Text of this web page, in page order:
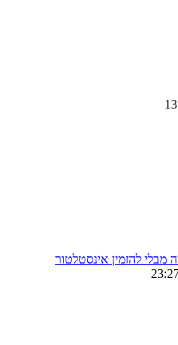
מבלי להזמין אינסטלטור